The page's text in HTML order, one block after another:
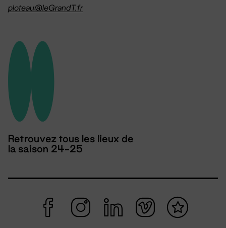
ploteau@leGrandT.fr
Retrouvez tous les lieux de
la saison 24-25